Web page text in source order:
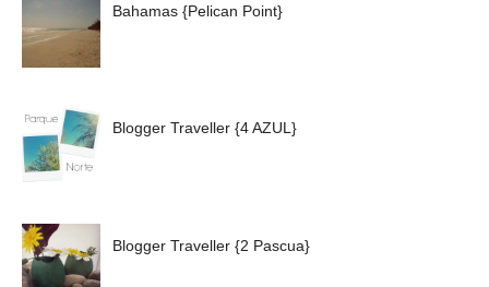
Bahamas {Pelican Point}
Blogger Traveller {4 AZUL}
Blogger Traveller {2 Pascua}